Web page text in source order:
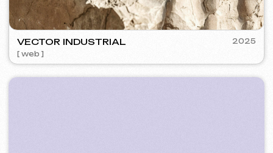
[ smm management ] [ web ] [ seo ] [ copywriting ]